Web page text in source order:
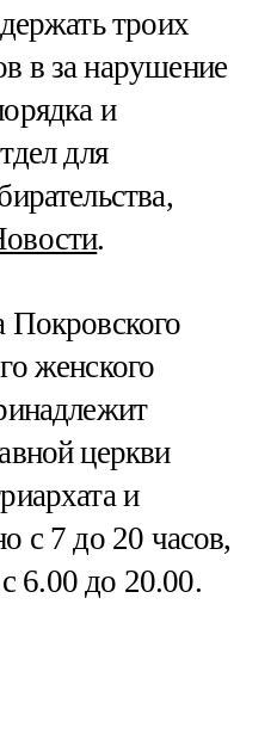
троих
в за нарушение
и
для
.
женского
церкви
и
с 7 до 20 часов,
6.00 до 20.00.